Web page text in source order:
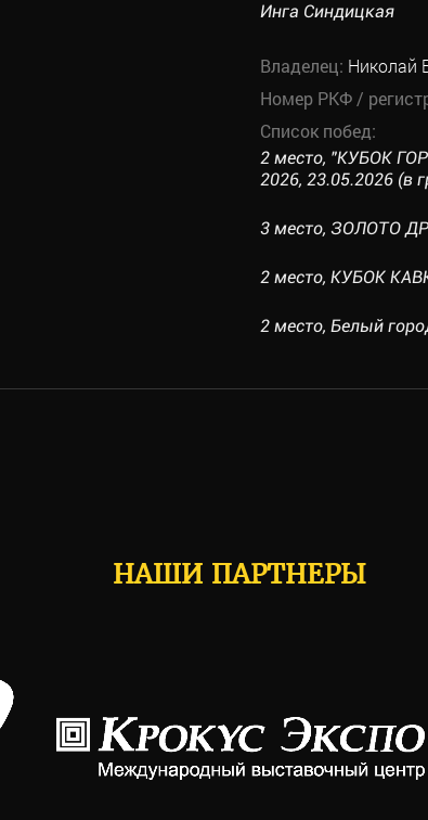
Инга Синдицкая
Владелец: Николай
Номер РКФ /
Список побед:
2 место, "КУБОК
2026, 23.05.2026 (в
3 место, ЗОЛОТО
2 место, КУБОК
2 место, Белый
НАШИ ПАРТНЕРЫ